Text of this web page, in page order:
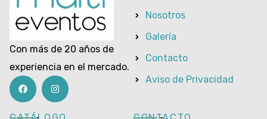
Con más de 20 años de
experiencia en el mercado.
Nosotros
Galería
Contacto
Aviso de Privacidad